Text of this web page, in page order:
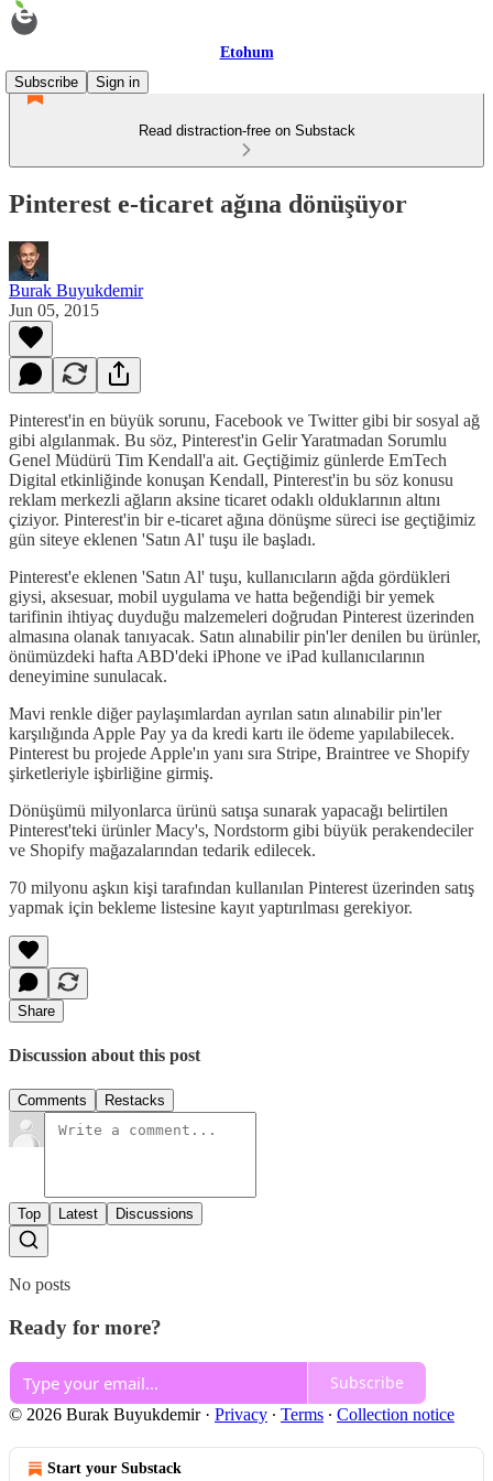
Etohum
Subscribe
Sign in
Read distraction-free on Substack
Pinterest e-ticaret ağına dönüşüyor
Burak Buyukdemir
Jun 05, 2015
Pinterest'in en büyük sorunu, Facebook ve Twitter gibi bir sosyal ağ
gibi algılanmak. Bu söz, Pinterest'in Gelir Yaratmadan Sorumlu
Genel Müdürü Tim Kendall'a ait. Geçtiğimiz günlerde EmTech
Digital etkinliğinde konuşan Kendall, Pinterest'in bu söz konusu
reklam merkezli ağların aksine ticaret odaklı olduklarının altını
çiziyor. Pinterest'in bir e-ticaret ağına dönüşme süreci ise geçtiğimiz
gün siteye eklenen 'Satın Al' tuşu ile başladı.
Pinterest'e eklenen 'Satın Al' tuşu, kullanıcıların ağda gördükleri
giysi, aksesuar, mobil uygulama ve hatta beğendiği bir yemek
tarifinin ihtiyaç duyduğu malzemeleri doğrudan Pinterest üzerinden
almasına olanak tanıyacak. Satın alınabilir pin'ler denilen bu ürünler,
önümüzdeki hafta ABD'deki iPhone ve iPad kullanıcılarının
deneyimine sunulacak.
Mavi renkle diğer paylaşımlardan ayrılan satın alınabilir pin'ler
karşılığında Apple Pay ya da kredi kartı ile ödeme yapılabilecek.
Pinterest bu projede Apple'ın yanı sıra Stripe, Braintree ve Shopify
şirketleriyle işbirliğine girmiş.
Dönüşümü milyonlarca ürünü satışa sunarak yapacağı belirtilen
Pinterest'teki ürünler Macy's, Nordstorm gibi büyük perakendeciler
ve Shopify mağazalarından tedarik edilecek.
70 milyonu aşkın kişi tarafından kullanılan Pinterest üzerinden satış
yapmak için bekleme listesine kayıt yaptırılması gerekiyor.
Share
Discussion about this post
Comments Restacks
Top Latest Discussions
No posts
Ready for more?
Subscribe
© 2026 Burak Buyukdemir· Privacy ∙ Terms ∙ Collection notice
Start your Substack